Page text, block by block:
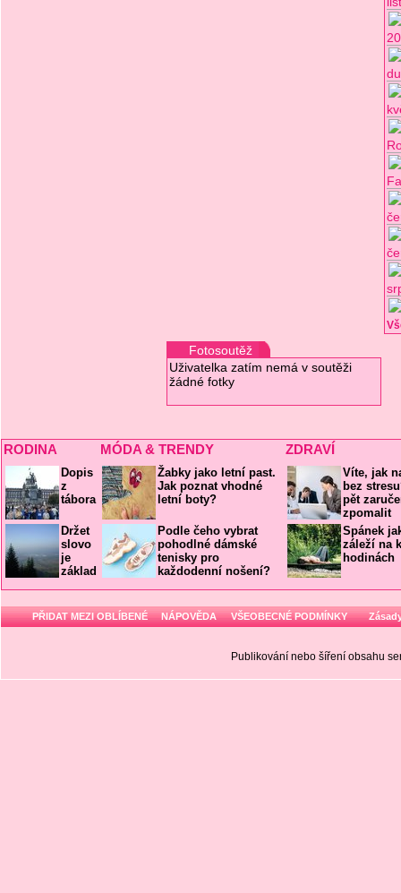
Fotosoutěž
Uživatelka zatím nemá v soutěži
žádné fotky
RODINA MÓDA & TRENDY ZDRAVÍ
Dopis
z
tábora
Držet
slovo
je
základ
Žabky jako letní past.
Jak poznat vhodné
letní boty?
Podle čeho vybrat
pohodlné dámské
tenisky pro
každodenní nošení?
Víte, jak
bez
pět
zpomalit
Spánek
záleží na
hodinách
PŘIDAT MEZI OBLÍBENÉ NÁPOVĚDA VŠEOBECNÉ PODMÍNKY
Publikování nebo šíření obsahu